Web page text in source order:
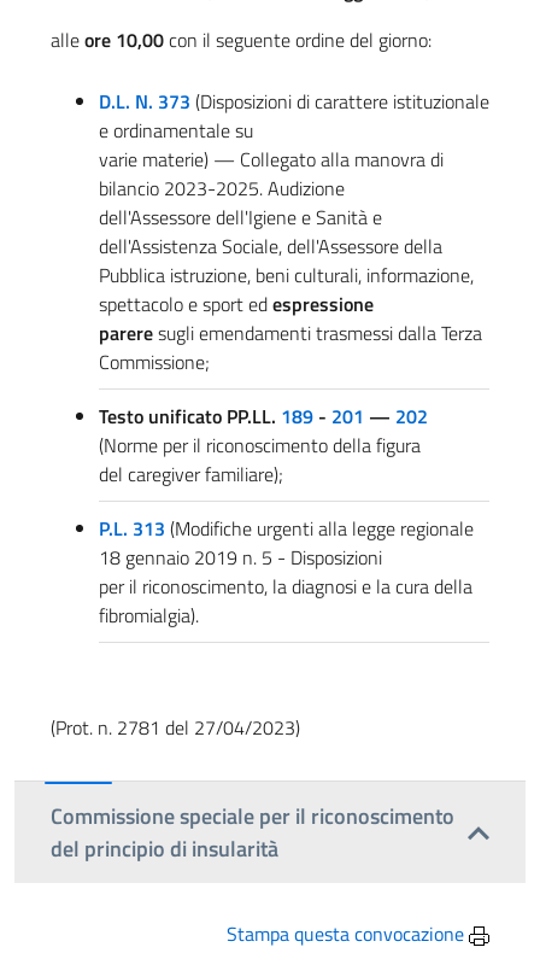
alleore 10,00con il seguente ordine del giorno:
D.L. N. 373 (Disposizioni di carattere istituzionale
e ordinamentale su
varie materie) — Collegato alla manovra di
bilancio 2023-2025. Audizione
dell'Assessore dell'Igiene e Sanità e
dell'Assistenza Sociale, dell'Assessore della
Pubblica istruzione, beni culturali, informazione,
spettacolo e sport edespressione
pareresugli emendamenti trasmessi dalla Terza
Commissione;
Testo unificato PP.LL. 189 - 201 — 202
(Norme per il riconoscimento della figura
del caregiver familiare);
P.L. 313 (Modifiche urgenti alla legge regionale
18 gennaio 2019 n. 5 - Disposizioni
per il riconoscimento, la diagnosi e la cura della
fibromialgia).
(Prot. n. 2781 del 27/04/2023)
Commissione speciale per il riconoscimento
del principio di insularità
Stampa questa convocazione